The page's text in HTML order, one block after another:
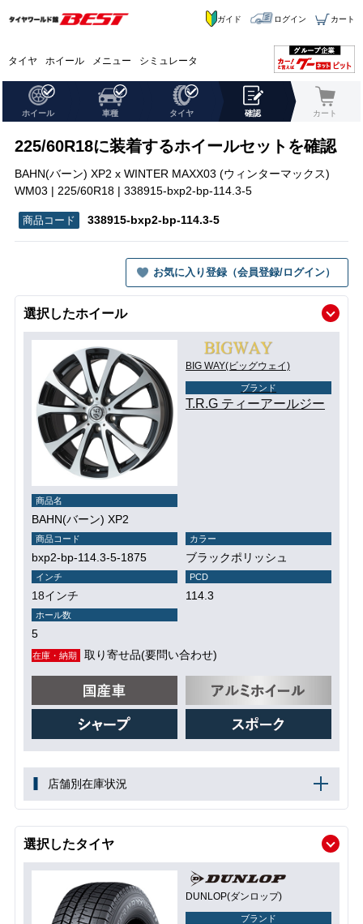
タイヤ ホイール メニュー シミュレータ
ガイド ログイン カート
ホイール 車種 タイヤ 確認 カート
225/60R18に装着するホイールセットを確認
BAHN(バーン) XP2 x WINTER MAXX03 (ウィンターマックス)
WM03 | 225/60R18 | 338915-bxp2-bp-114.3-5
338915-bxp2-bp-114.3-5
お気に入り登録（会員登録/ログイン）
選択したホイール
BIG WAY(ビッグウェイ)
ブランド
T.R.G ティーアールジー
商品名
BAHN(バーン) XP2
商品コード
bxp2-bp-114.3-5-1875
カラー
ブラックポリッシュ
インチ
18インチ
PCD
114.3
ホール数
5
在庫・納期 取り寄せ品(要問い合わせ)
店舗別在庫状況
選択したタイヤ
DUNLOP(ダンロップ)
ブランド